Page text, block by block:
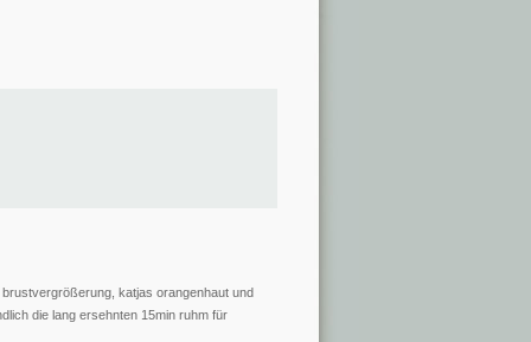
katjas orangenhaut und
die lang ersehnten 15min ruhm für